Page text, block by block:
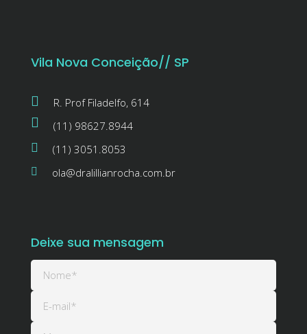
Vila Nova Conceição// SP
R. Prof Filadelfo, 614
(11) 98627.8944
(11) 3051.8053
ola@dralillianrocha.com.br
Deixe sua mensagem